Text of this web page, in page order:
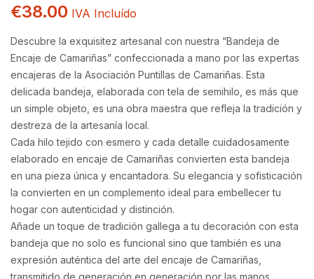
€38.00 IVA Incluído
Descubre la exquisitez artesanal con nuestra “Bandeja de
Encaje de Camariñas” confeccionada a mano por las expertas
encajeras de la Asociación Puntillas de Camariñas. Esta
delicada bandeja, elaborada con tela de semihilo, es más que
un simple objeto, es una obra maestra que refleja la tradición y
destreza de la artesanía local.
Cada hilo tejido con esmero y cada detalle cuidadosamente
elaborado en encaje de Camariñas convierten esta bandeja
en una pieza única y encantadora. Su elegancia y sofisticación
la convierten en un complemento ideal para embellecer tu
hogar con autenticidad y distinción.
Añade un toque de tradición gallega a tu decoración con esta
bandeja que no solo es funcional sino que también es una
expresión auténtica del arte del encaje de Camariñas,
transmitido de generación en generación por las manos